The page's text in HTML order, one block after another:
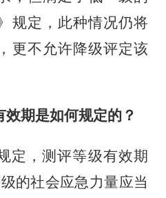
规定，此种情况仍将
更不允许降级评定该
效期是如何规定的？
定，测评等级有效期
的社会应急力量应当